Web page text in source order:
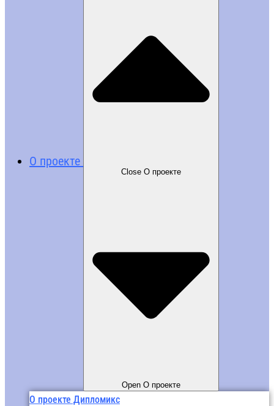
О проекте
Close О проекте
Open О проекте
О проекте Дипломикс